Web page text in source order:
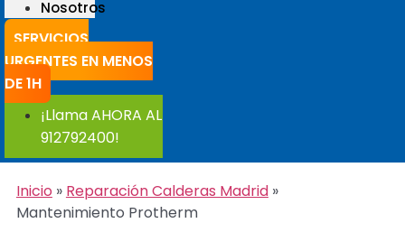
Nosotros
SERVICIOS
URGENTES EN MENOS
DE 1H
¡Llama AHORA AL
912792400!
Inicio » Reparación Calderas Madrid»
Mantenimiento Protherm